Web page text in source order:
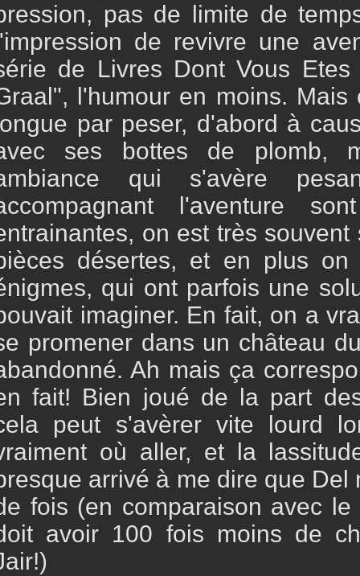
pas de limite de
de revivre une
de Livres Dont Vous
l'humour en moins.
par peser, d'abord à
ses bottes de plomb,
qui s'avère
l'aventure
on est très
désertes, et en plus
qui ont parfois une
imaginer. En fait, on a
promener dans un château
Ah mais ça
fait! Bien joué de la part
peut s'avèrer vite lourd
où aller, et la
arrivé à me dire que Del
fois (en comparaison avec
avoir 100 fois moins de